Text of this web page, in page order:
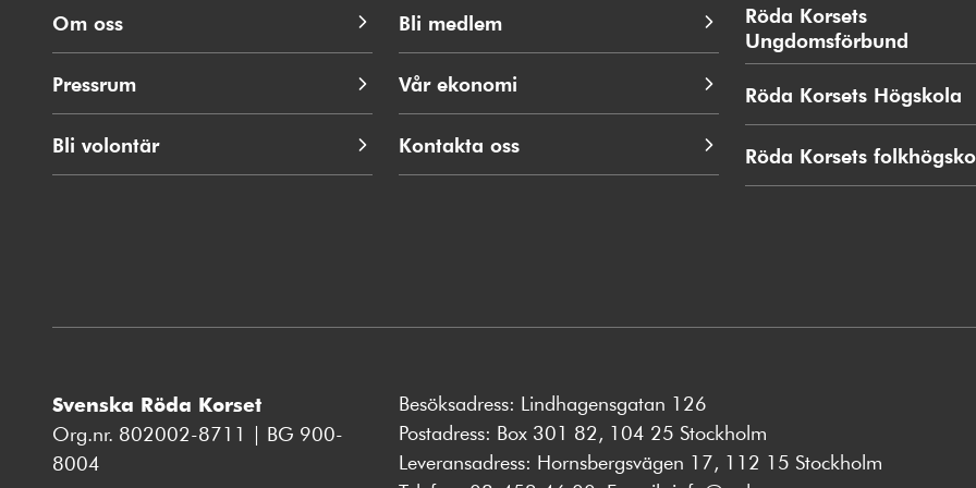
Om oss
Pressrum
Bli volontär
Bli medlem
Vår ekonomi
Kontakta oss
nytt
fönster
Röda Korsets
Ungdomsförbund
i
nytt
fönster
Röda Korsets Högskola
i
Röda Korsets
Svenska Röda Korset
Org.nr. 802002-8711 | BG 900-
8004
Besöksadress: Lindhagensgatan 126
Postadress: Box 301 82, 104 25 Stockholm
Leveransadress: Hornsbergsvägen 17, 112 15 Stockholm